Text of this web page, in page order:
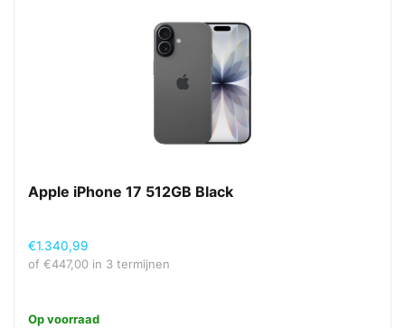
Apple iPhone 17 512GB Black
€1.340,99
of €447,00 in 3 termijnen
Op voorraad